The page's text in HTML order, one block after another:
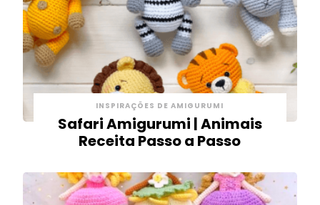
INSPIRAÇÕES DE AMIGURUMI
Safari Amigurumi | Animais
Receita Passo a Passo